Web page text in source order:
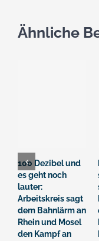
Ähnliche
100 Dezibel und
es geht noch
lauter:
Arbeitskreis sagt
dem Bahnlärm an
Rhein und Mosel
den Kampf an